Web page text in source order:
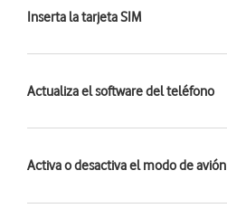
Inserta la tarjeta SIM
Actualiza el software del teléfono
Activa o desactiva el modo de avión